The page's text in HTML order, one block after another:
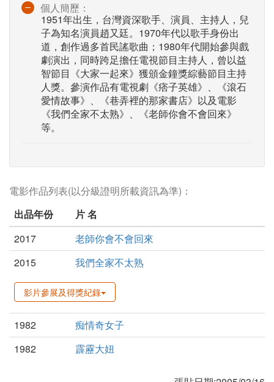
個人簡歷：
1951年出生，台灣資深歌手、演員、主持人，兒
子為知名演員趙又廷。1970年代以歌手身份出
道，創作過多首民謠歌曲；1980年代開始參與戲
劇演出，同時跨足擔任電視節目主持人，曾以益
智節目《大家一起來》獲頒金鐘獎綜藝節目主持
人獎。參演作品有電視劇《痞子英雄》、《滾石
愛情故事》、《巷弄裡的那家書店》以及電影
《我們全家不太熟》、《老師你會不會回來》
等。
電影作品列表(以分級證明所載資訊為準)：
出品年份
片 名
2017
老師你會不會回來
2015
我們全家不太熟
影片參展及得獎紀錄
1982
痴情奇女子
1982
霹靂大妞